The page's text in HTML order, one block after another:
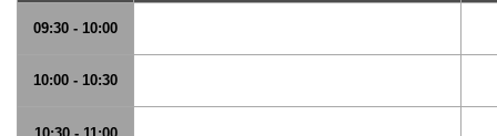
09:30 - 10:00
10:00 - 10:30